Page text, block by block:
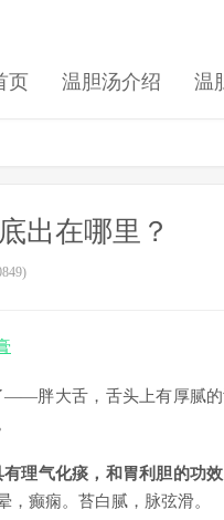
页 温胆汤介绍 温
出在哪里？
——胖大舌，舌头上有厚腻
理气化痰，和胃利胆的功效
癫痫。苔白腻，脉弦滑。